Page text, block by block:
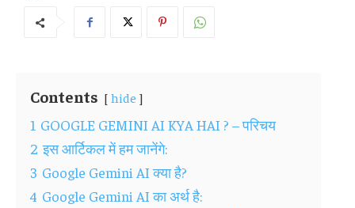
Contents hide
1 GOOGLE GEMINI AI KYA HAI ? – परिचय
2 इस आर्टिकल में हम जानेंगे:
3 Google Gemini AI क्या है?
4 Google Gemini AI का अर्थ है: